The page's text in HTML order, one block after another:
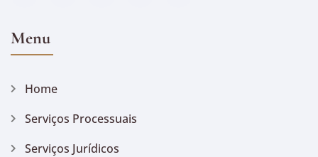
Menu
Home
Serviços Processuais
Serviços Jurídicos